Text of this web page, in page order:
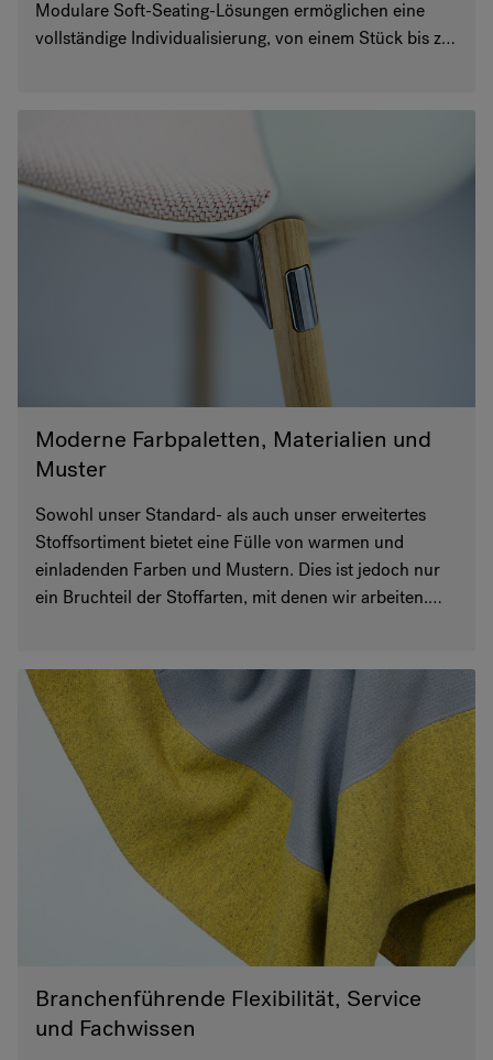
Modulare Soft-Seating-Lösungen ermöglichen eine
vollständige Individualisierung, von einem Stück bis zu
Moderne Farbpaletten, Materialien und
Muster
Sowohl unser Standard- als auch unser erweitertes
Stoffsortiment bietet eine Fülle von warmen und
einladenden Farben und Mustern. Dies ist jedoch nur
ein Bruchteil der Stoffarten, mit denen wir arbeiten.
Räume zu beschaffen – passend zu allen
Unternehmensanforderungen.
Branchenführende Flexibilität, Service
und Fachwissen